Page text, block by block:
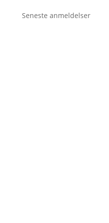
Seneste anmeldelser